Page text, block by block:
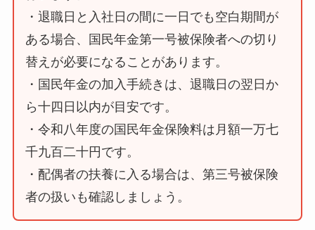
・退職日と入社日の間に一日でも空白期間が
ある場合、国民年金第一号被保険者への切り
替えが必要になることがあります。
・国民年金の加入手続きは、退職日の翌日か
ら十四日以内が目安です。
・令和八年度の国民年金保険料は月額一万七
千九百二十円です。
・配偶者の扶養に入る場合は、第三号被保険
者の扱いも確認しましょう。